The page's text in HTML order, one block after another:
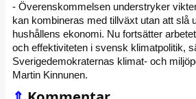
- Överenskommelsen understryker
kan kombineras med tillväxt utan att slå
hushållens ekonomi. Nu fortsätter
och effektiviteten i svensk klimatpolitik,
Sverigedemokraternas klimat- och
Martin Kinnunen.